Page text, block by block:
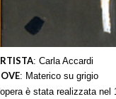
: Carla Accardi
: Materico su grigio
è stata realizzata nel